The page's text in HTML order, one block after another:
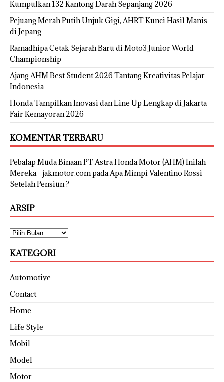
Kumpulkan 132 Kantong Darah Sepanjang 2026
Pejuang Merah Putih Unjuk Gigi, AHRT Kunci Hasil Manis
di Jepang
Ramadhipa Cetak Sejarah Baru di Moto3 Junior World
Championship
Ajang AHM Best Student 2026 Tantang Kreativitas Pelajar
Indonesia
Honda Tampilkan Inovasi dan Line Up Lengkap di Jakarta
Fair Kemayoran 2026
KOMENTAR TERBARU
Pebalap Muda Binaan PT Astra Honda Motor (AHM) Inilah
Mereka - jakmotor.compada Apa Mimpi Valentino Rossi
Setelah Pensiun ?
ARSIP
KATEGORI
Automotive
Contact
Home
Life Style
Mobil
Model
Motor